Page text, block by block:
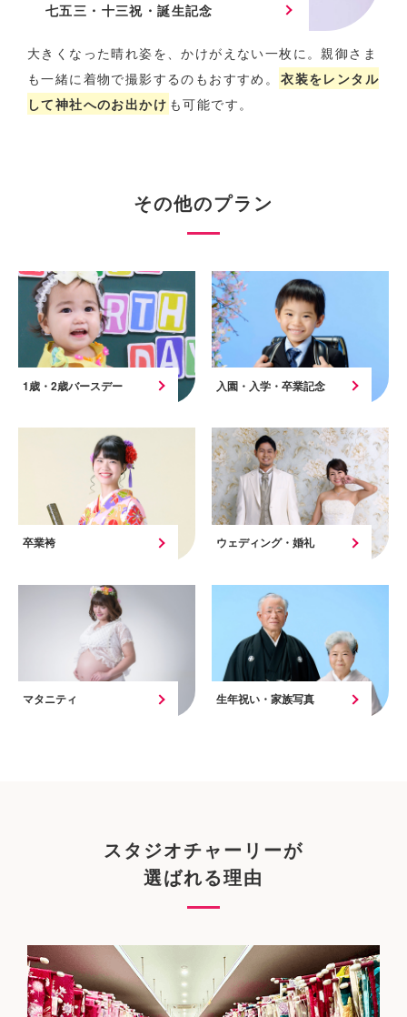
七五三・十三祝・誕生記念
大きくなった晴れ姿を、かけがえない一枚に。親御さま
も一緒に着物で撮影するのもおすすめ。 衣装をレンタル
して神社へのお出かけ も可能です。
その他のプラン
1歳・2歳バースデー 入園・入学・卒業記念
卒業袴 ウェディング・婚礼
マタニティ 生年祝い・家族写真
スタジオチャーリーが
選ばれる理由